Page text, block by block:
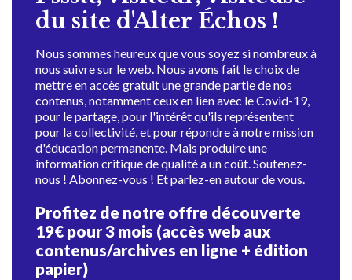
du site d'Alter Échos !
Nous sommes heureux que vous soyez si nombreux à
nous suivre sur le web. Nous avons fait le choix de
mettre en accès gratuit une grande partie de nos
contenus, notamment ceux en lien avec le Covid-19,
pour le partage, pour l'intérêt qu'ils représentent
pour la collectivité, et pour répondre à notre mission
d'éducation permanente. Mais produire une
information critique de qualité a un coût. Soutenez-
nous ! Abonnez-vous ! Et parlez-en autour de vous.
Profitez de notre offre découverte
19€ pour 3 mois (accès web aux
contenus/archives en ligne + édition
papier)